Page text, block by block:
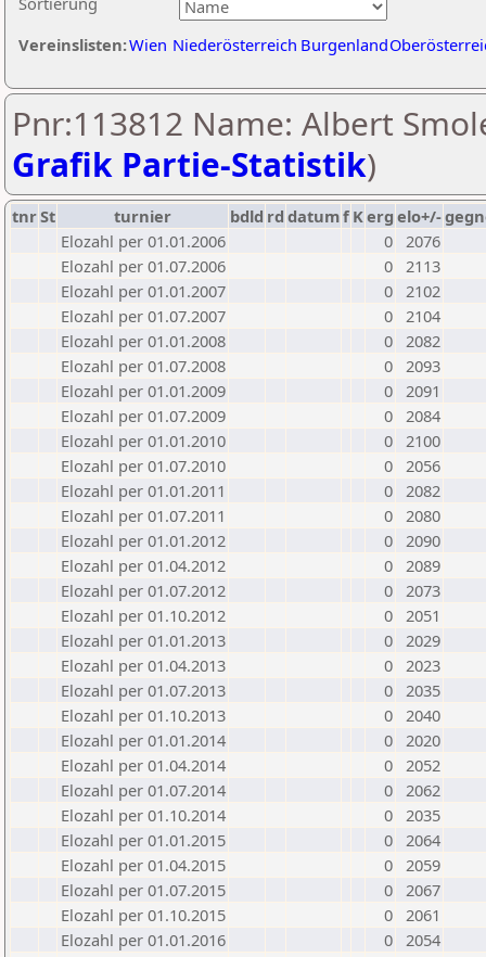
Vereinslisten:Wien Niederösterreich Burgenland
Pnr:113812 Name: Albert
Grafik Partie-Statistik)
tnrSt turnier bdld rd datumf Kerg elo+/-
Elozahl per 01.01.2006
0 2076
Elozahl per 01.07.2006
0 2113
Elozahl per 01.01.2007
0 2102
Elozahl per 01.07.2007
0 2104
Elozahl per 01.01.2008
0 2082
Elozahl per 01.07.2008
0 2093
Elozahl per 01.01.2009
0 2091
Elozahl per 01.07.2009
0 2084
Elozahl per 01.01.2010
0 2100
Elozahl per 01.07.2010
0 2056
Elozahl per 01.01.2011
0 2082
Elozahl per 01.07.2011
0 2080
Elozahl per 01.01.2012
0 2090
Elozahl per 01.04.2012
0 2089
Elozahl per 01.07.2012
0 2073
Elozahl per 01.10.2012
0 2051
Elozahl per 01.01.2013
0 2029
Elozahl per 01.04.2013
0 2023
Elozahl per 01.07.2013
0 2035
Elozahl per 01.10.2013
0 2040
Elozahl per 01.01.2014
0 2020
Elozahl per 01.04.2014
0 2052
Elozahl per 01.07.2014
0 2062
Elozahl per 01.10.2014
0 2035
Elozahl per 01.01.2015
0 2064
Elozahl per 01.04.2015
0 2059
Elozahl per 01.07.2015
0 2067
Elozahl per 01.10.2015
0 2061
Elozahl per 01.01.2016
0 2054